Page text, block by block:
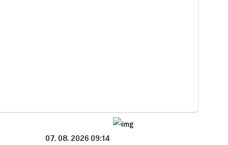
07. 08. 2026 09:14